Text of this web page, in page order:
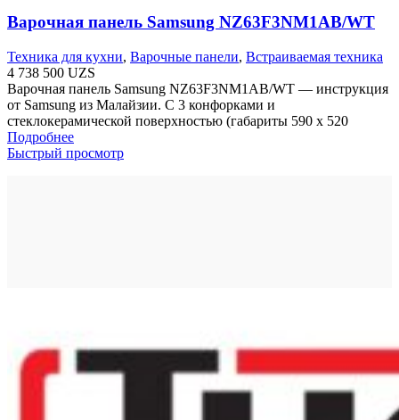
Варочная панель Samsung NZ63F3NM1AB/WT
Техника для кухни, Варочные панели, Встраиваемая техника
4 738 500 UZS
Варочная панель Samsung NZ63F3NM1AB/WT — инструкция
от Samsung из Малайзии. С 3 конфорками и
стеклокерамической поверхностью (габариты 590 х 520
Подробнее
Быстрый просмотр